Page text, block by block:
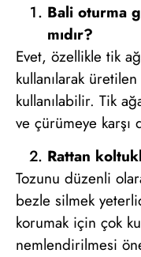
Bali oturma
mıdır?
Evet, özellikle tik
kullanılarak
kullanılabilir. Tik
ve çürümeye karşı
Rattan
Tozunu düzenli
bezle silmek
korumak için çok
nemlendirilmesi